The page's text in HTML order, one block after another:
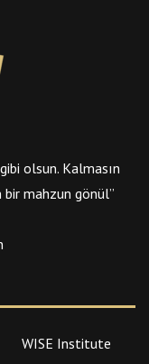
olsun. Kalmasın
bir mahzun gönül”
WISE Institute